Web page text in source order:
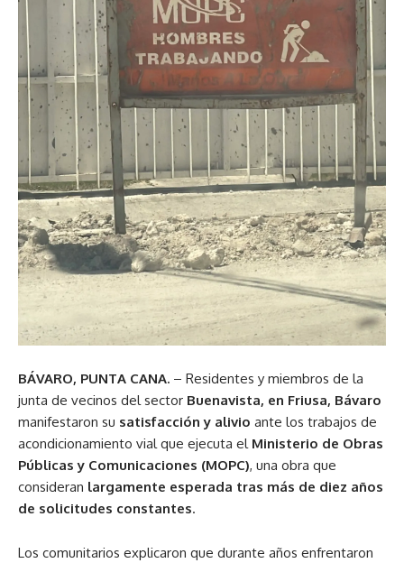
BÁVARO, PUNTA CANA. – Residentes y miembros de la
junta de vecinos del sector Buenavista, en Friusa, Bávaro
manifestaron su satisfacción y alivio ante los trabajos de
acondicionamiento vial que ejecuta el Ministerio de Obras
Públicas y Comunicaciones (MOPC), una obra que
consideran largamente esperada tras más de diez años
de solicitudes constantes.
Los comunitarios explicaron que durante años enfrentaron